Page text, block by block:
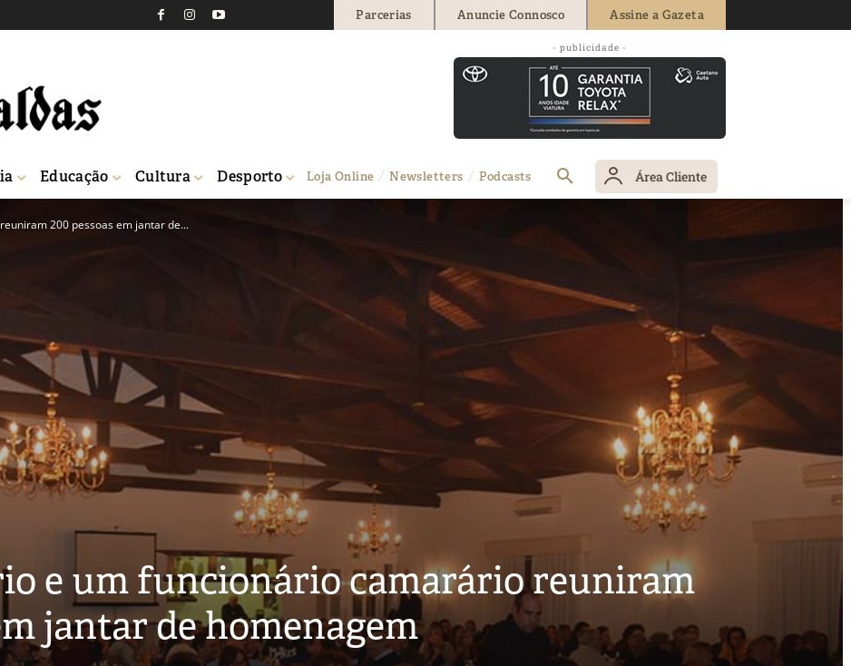
Parcerias Anuncie Connosco Assine a Gazeta
- publicidade -
Educação Cultura Desporto Loja Online Newsletters Podcasts Área Cliente
200 pessoas em jantar de...
e um funcionário camarário reuniram
jantar de homenagem